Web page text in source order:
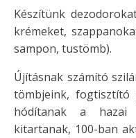
Készítünk
krémeket,
sampon, tustömb).
Újításnak számító
tömbjeink,
hódítanak a hazai
kitartanak, 100-ban